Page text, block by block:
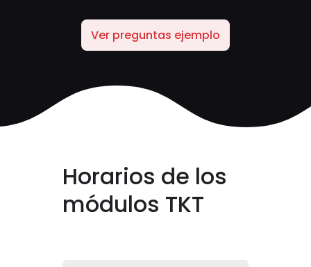
Ver preguntas ejemplo
Horarios de los
módulos TKT